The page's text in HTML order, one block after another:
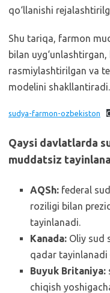
qo‘llanishi
Shu tariqa, farmon
bilan
rasmiylashtirilgan va
modelini shakllantiradi.
sudya-farmon-ozbekiston
Qaysi davlatlarda
muddatsiz
AQSh: federal
roziligi bilan
tayinlanadi.
Kanada: Oliy sud
qadar
Buyuk Britaniya:
chiqish